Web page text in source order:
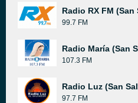
Radio RX FM (San
99.7 FM
Radio María (San
107.3 FM
Radio Luz (San
97.7 FM